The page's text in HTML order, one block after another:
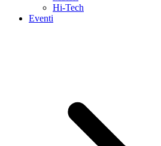
Hi-Tech
Eventi